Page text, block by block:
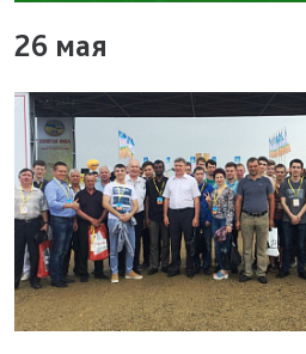
26 мая